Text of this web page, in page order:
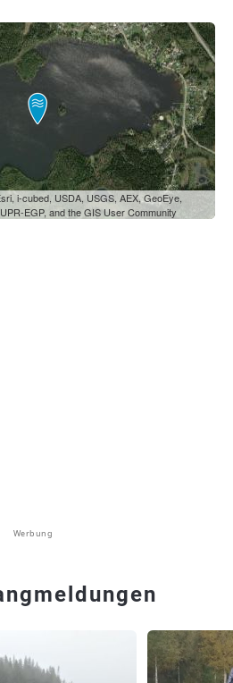
i-cubed, USDA, USGS, AEX, GeoEye,
EGP, and the GIS User Community
Werbung